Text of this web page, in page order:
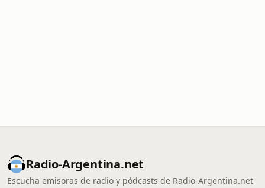
Radio-Argentina.net
Escucha emisoras de radio y pódcasts de Radio-Argentina.net